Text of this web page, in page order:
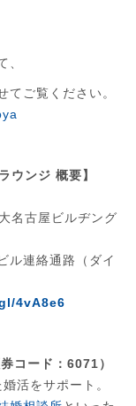
、
てご覧ください。
ウンジ 概要】
名古屋ビルヂング
ル連絡通路（ダイ
4vA8e6
コード：6071）
活をサポート。